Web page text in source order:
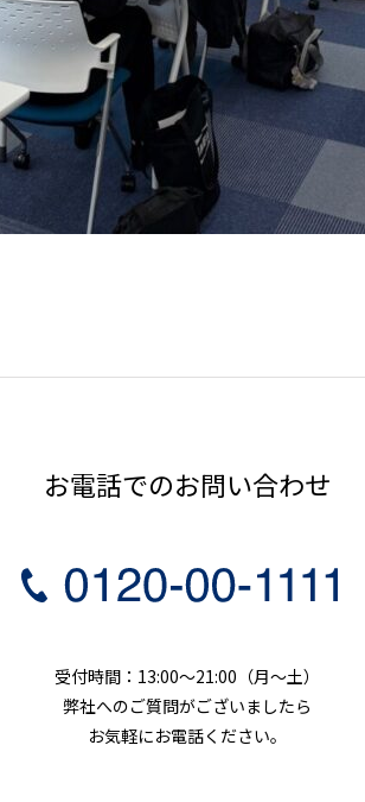
お電話でのお問い合わせ
受付時間：13:00～21:00（月〜土）
弊社へのご質問がございましたら
お気軽にお電話ください。